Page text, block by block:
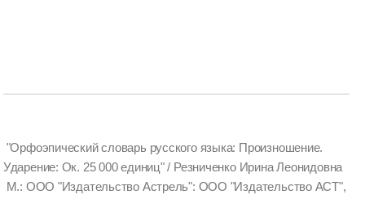
"Орфоэпический словарь русского языка: Произношение.
Ударение: Ок. 25 000 единиц" / Резниченко Ирина Леонидовна
М.: ООО "Издательство Астрель": ООО "Издательство АСТ",